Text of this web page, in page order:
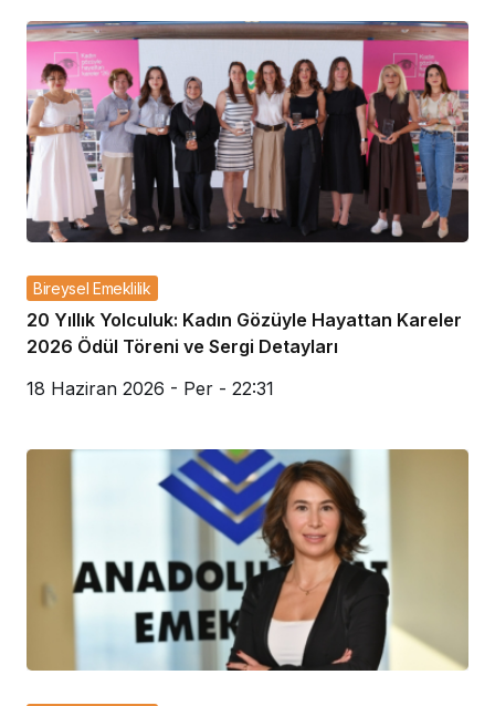
Bireysel Emeklilik
20 Yıllık Yolculuk: Kadın Gözüyle Hayattan Kareler
2026 Ödül Töreni ve Sergi Detayları
18 Haziran 2026 - Per - 22:31